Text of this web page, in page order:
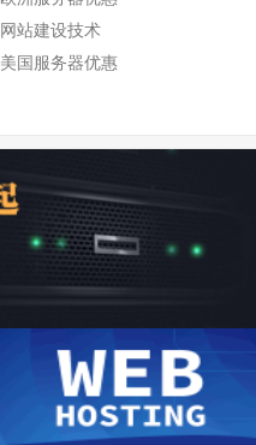
网站建设技术
美国服务器优惠